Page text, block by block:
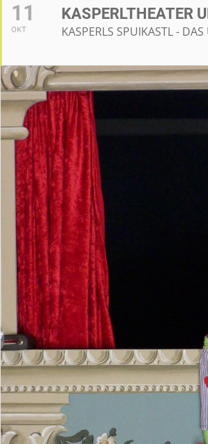
11
OKT
KASPERLTHEATER
KASPERLS SPUIKASTL -